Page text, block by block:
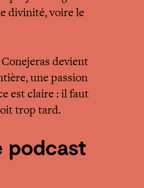
divinité, voire le
devient
une passion
est claire : il faut
trop tard.
podcast